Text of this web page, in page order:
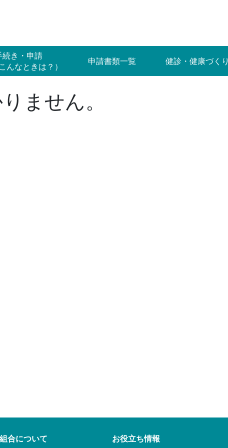
続き・申請
こんなときは？）
申請書類一覧 健診・健康づくり
ません。
合について お役立ち情報